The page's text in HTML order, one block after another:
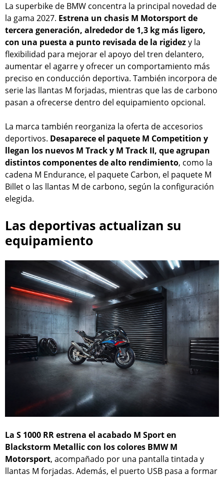
La superbike de BMW concentra la principal novedad de
la gama 2027. Estrena un chasis M Motorsport de
tercera generación, alrededor de 1,3 kg más ligero,
con una puesta a punto revisada de la rigidezy la
flexibilidad para mejorar el apoyo del tren delantero,
aumentar el agarre y ofrecer un comportamiento más
preciso en conducción deportiva. También incorpora de
serie las llantas M forjadas, mientras que las de carbono
pasan a ofrecerse dentro del equipamiento opcional.
La marca también reorganiza la oferta de accesorios
deportivos. Desaparece el paquete M Competition y
llegan los nuevos M Track y M Track II, que agrupan
distintos componentes de alto rendimiento, como la
cadena M Endurance, el paquete Carbon, el paquete M
Billet o las llantas M de carbono, según la configuración
elegida.
Las deportivas actualizan su
equipamiento
La S 1000 RR estrena el acabado M Sport en
Blackstorm Metallic con los colores BMW M
Motorsport, acompañado por una pantalla tintada y
llantas M forjadas. Además, el puerto USB pasa a formar